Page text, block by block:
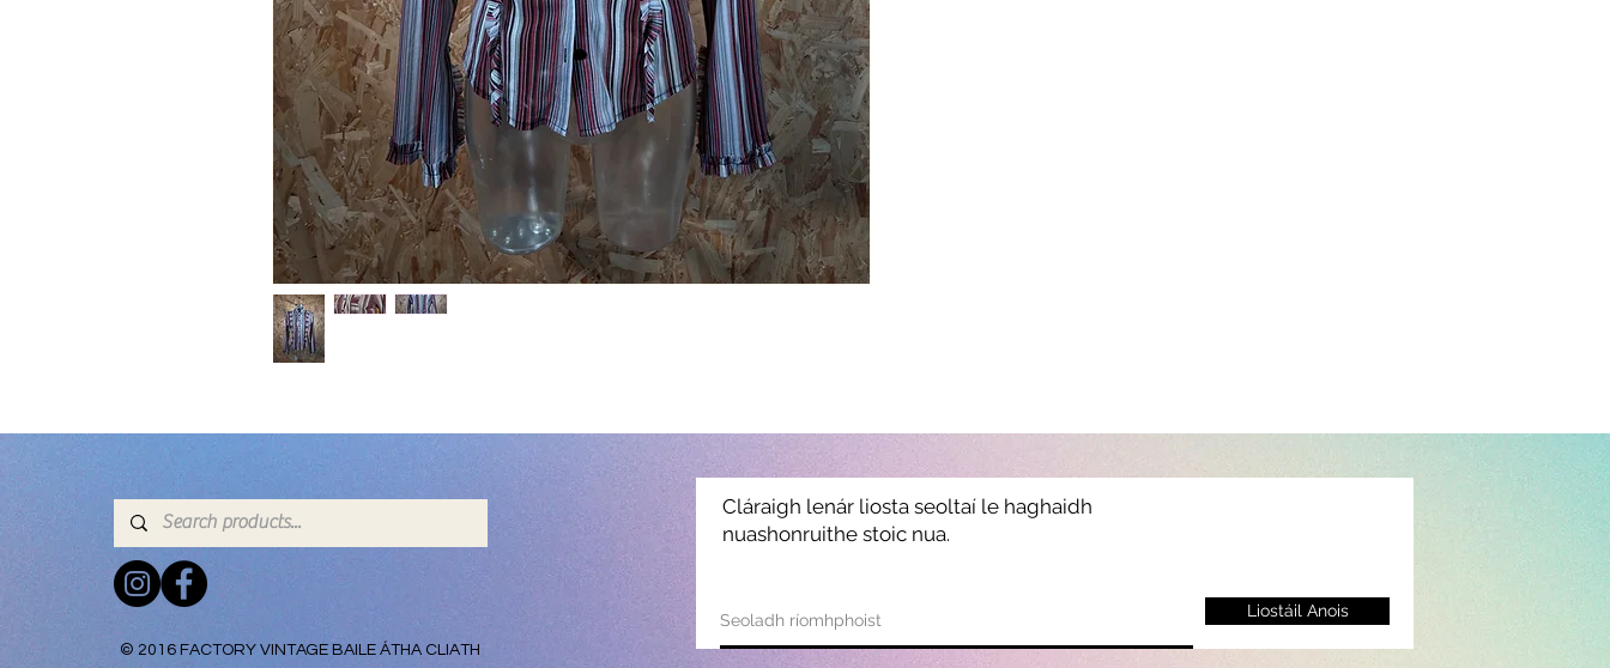
Cláraigh lenár liosta seoltaí le haghaidh
nuashonruithe stoic nua.
Liostáil Anois
© 2016 FACTORY VINTAGE BAILE ÁTHA CLIATH